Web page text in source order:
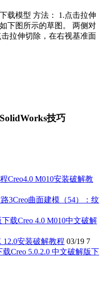
载模型 方法： 1.点击拉伸
下图所示的草图。 两侧对
拉伸切除，在右视基准面
技巧
Creo4.0 M010安装破解教
Creo曲面建模（54）：纹
Creo 4.0 M010中文破解
12.0安装破解教程 03/19 7
Creo 5.0.2.0 中文破解版下